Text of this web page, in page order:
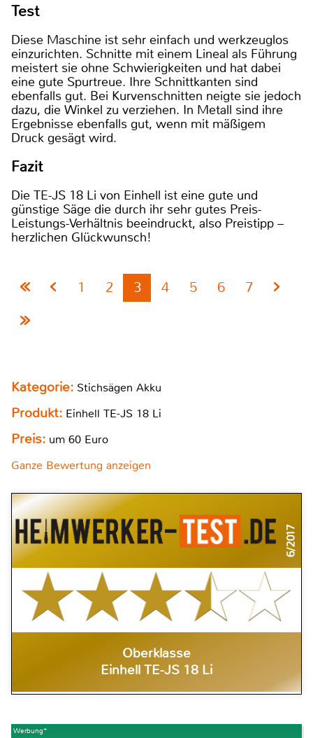
Test
Diese Maschine ist sehr einfach und werkzeuglos
einzurichten. Schnitte mit einem Lineal als Führung
meistert sie ohne Schwierigkeiten und hat dabei
eine gute Spurtreue. Ihre Schnittkanten sind
ebenfalls gut. Bei Kurvenschnitten neigte sie jedoch
dazu, die Winkel zu verziehen. In Metall sind ihre
Ergebnisse ebenfalls gut, wenn mit mäßigem
Druck gesägt wird.
Fazit
Die TE-JS 18 Li von Einhell ist eine gute und
günstige Säge die durch ihr sehr gutes Preis-
Leistungs-Verhältnis beeindruckt, also Preistipp –
herzlichen Glückwunsch!
1 2 3 4 5 6 7
Kategorie: Stichsägen Akku
Produkt: Einhell TE-JS 18 Li
Preis: um 60 Euro
Ganze Bewertung anzeigen
6/2017
Oberklasse
Einhell TE-JS 18 Li
Werbung*